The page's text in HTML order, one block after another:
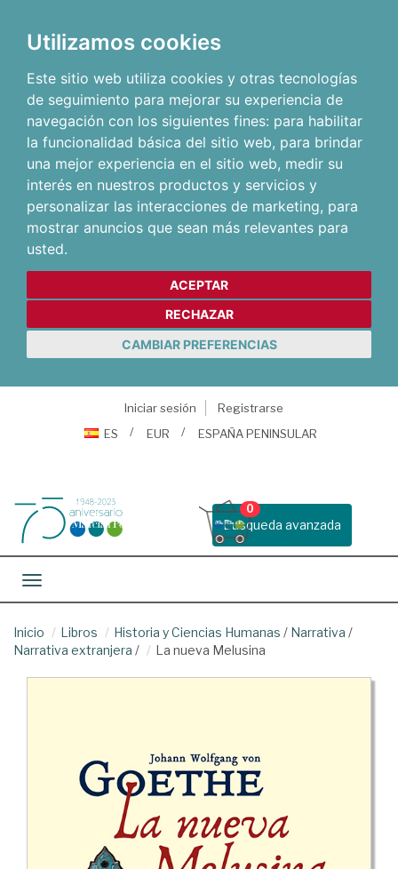
Utilizamos cookies
Este sitio web utiliza cookies y otras tecnologías
de seguimiento para mejorar su experiencia de
navegación con los siguientes fines: para habilitar
la funcionalidad básica del sitio web, para brindar
una mejor experiencia en el sitio web, medir su
interés en nuestros productos y servicios y
personalizar las interacciones de marketing, para
mostrar anuncios que sean más relevantes para
usted.
ACEPTAR
RECHAZAR
CAMBIAR PREFERENCIAS
Iniciar sesión
Registrarse
ES
EUR ESPAÑA PENINSULAR
Busqueda avanzada
0
Toggle navigation
Inicio Libros Historia y Ciencias Humanas / Narrativa /
Narrativa extranjera / La nueva Melusina